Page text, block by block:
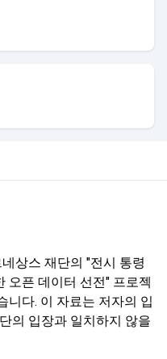
상스 재단의 "전시 통령
오픈 데이터 선전" 프로젝
니다. 이 자료는 저자의 입
의 입장과 일치하지 않을